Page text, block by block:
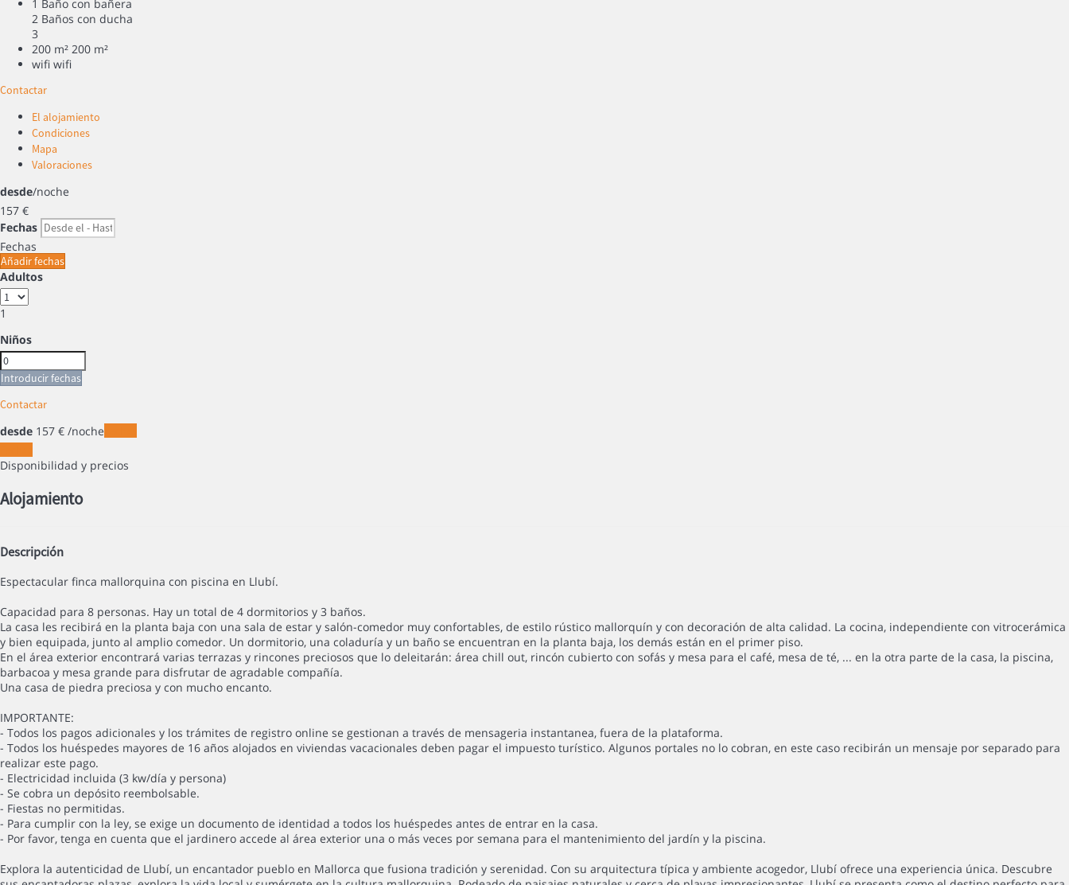
1 Baño con bañera
2 Baños con ducha
3
200 m² 200 m²
wifi wifi
Contactar
El alojamiento
Condiciones
Mapa
Valoraciones
desde/noche
157 €
Fechas
Fechas
Añadir fechas
Adultos
1
Niños
Introducir fechas
Contactar
desde 157 € /noche
Disponibilidad y precios
Alojamiento
Descripción
Espectacular finca mallorquina con piscina en Llubí.
Capacidad para 8 personas. Hay un total de 4 dormitorios y 3 baños.
La casa les recibirá en la planta baja con una sala de estar y salón-comedor muy confortables, de estilo rústico mallorquín y con decoración de alta calidad. La cocina, independiente con vitrocerámica
y bien equipada, junto al amplio comedor. Un dormitorio, una coladuría y un baño se encuentran en la planta baja, los demás están en el primer piso.
En el área exterior encontrará varias terrazas y rincones preciosos que lo deleitarán: área chill out, rincón cubierto con sofás y mesa para el café, mesa de té, ... en la otra parte de la casa, la piscina,
barbacoa y mesa grande para disfrutar de agradable compañía.
Una casa de piedra preciosa y con mucho encanto.
IMPORTANTE:
- Todos los pagos adicionales y los trámites de registro online se gestionan a través de mensageria instantanea, fuera de la plataforma.
- Todos los huéspedes mayores de 16 años alojados en viviendas vacacionales deben pagar el impuesto turístico. Algunos portales no lo cobran, en este caso recibirán un mensaje por separado para
realizar este pago.
- Electricidad incluida (3 kw/día y persona)
- Se cobra un depósito reembolsable.
- Fiestas no permitidas.
- Para cumplir con la ley, se exige un documento de identidad a todos los huéspedes antes de entrar en la casa.
- Por favor, tenga en cuenta que el jardinero accede al área exterior una o más veces por semana para el mantenimiento del jardín y la piscina.
Explora la autenticidad de Llubí, un encantador pueblo en Mallorca que fusiona tradición y serenidad. Con su arquitectura típica y ambiente acogedor, Llubí ofrece una experiencia única. Descubre